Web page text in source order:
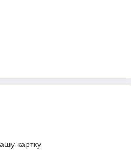
картку